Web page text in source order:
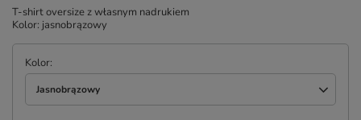
T-shirt oversize z własnym nadrukiem
Kolor: jasnobrązowy
Kolor
Jasnobrązowy